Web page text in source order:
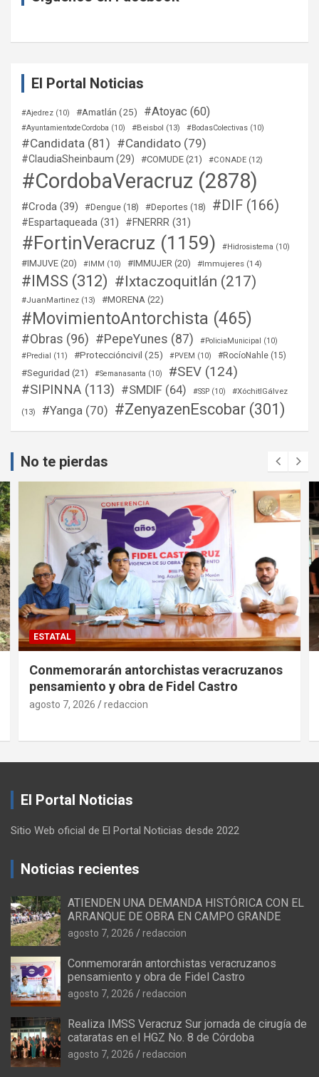
El Portal Noticias
#Ajedrez (10) #Amatlán (25) #Atoyac (60)
#AyuntamientodeCordoba (10) #Beisbol (13) #BodasColectivas (10)
#Candidata (81) #Candidato (79)
#ClaudiaSheinbaum (29) #COMUDE (21) #CONADE (12)
#CordobaVeracruz (2878)
#Croda (39) #Dengue (18) #Deportes (18) #DIF (166)
#Espartaqueada (31) #FNERRR (31)
#FortinVeracruz (1159) #Hidrosistema (10)
#IMJUVE (20) #IMM (10) #IMMUJER (20) #Immujeres (14)
#IMSS (312) #Ixtaczoquitlán (217)
#JuanMartinez (13) #MORENA (22)
#MovimientoAntorchista (465)
#Obras (96) #PepeYunes (87) #PoliciaMunicipal
(10)
#Predial
(11) #Proteccióncivil (25) #PVEM (10) #RocíoNahle (15)
#Seguridad (21) #Semanasanta (10) #SEV (124)
#SIPINNA (113) #SMDIF (64) #SSP (10) #XóchitlGálvez
(13) #Yanga (70) #ZenyazenEscobar (301)
No te pierdas
ESTATAL
Conmemorarán antorchistas veracruzanos
pensamiento y obra de Fidel Castro
agosto 7, 2026 redaccion
El Portal Noticias
Sitio Web oficial de El Portal Noticias desde 2022
Noticias recientes
ATIENDEN UNA DEMANDA HISTÓRICA CON EL
ARRANQUE DE OBRA EN CAMPO GRANDE
agosto 7, 2026 redaccion
Conmemorarán antorchistas veracruzanos
pensamiento y obra de Fidel Castro
agosto 7, 2026 redaccion
Realiza IMSS Veracruz Sur jornada de cirugía de
cataratas en el HGZ No. 8 de Córdoba
agosto 7, 2026 redaccion